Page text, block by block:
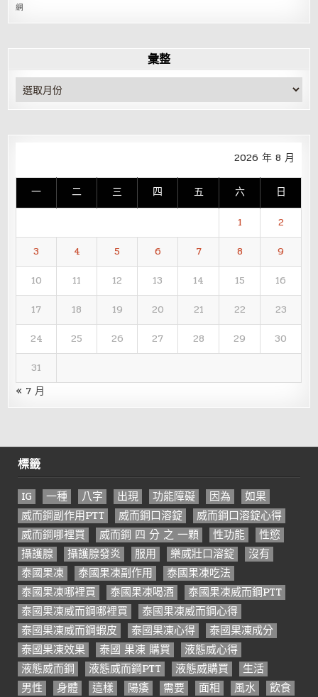
網
彙整
彙
整
2026 年 8 月
一 二 三 四 五 六 日
1
2
3
4 5 6 7 8
9
10
11 12 13 14 15
16
17
18 19 20 21 22
23
24
25 26 27 28 29
30
31
« 7 月
標籤
IG 一種 八字 出現 功能障礙 因為
如果
威而鋼副作用PTT
威而鋼口溶錠
威而鋼口溶錠心得
威而鋼哪裡買
威而鋼 四 分 之 一顆 性功能
性慾
攝護腺
攝護腺發炎 服用 樂威壯口溶錠
沒有
泰國果凍
泰國果凍副作用
泰國果凍吃法
泰國果凍哪裡買
泰國果凍喝酒
泰國果凍威而鋼PTT
泰國果凍威而鋼哪裡買
泰國果凍威而鋼心得
泰國果凍威而鋼蝦皮
泰國果凍心得
泰國果凍成分
泰國果凍效果
泰國 果凍 購買
液態威心得
液態威而鋼
液態威而鋼PTT 液態威購買
生活
男性
身體 這樣 陽痿 需要 面相 風水 飲食